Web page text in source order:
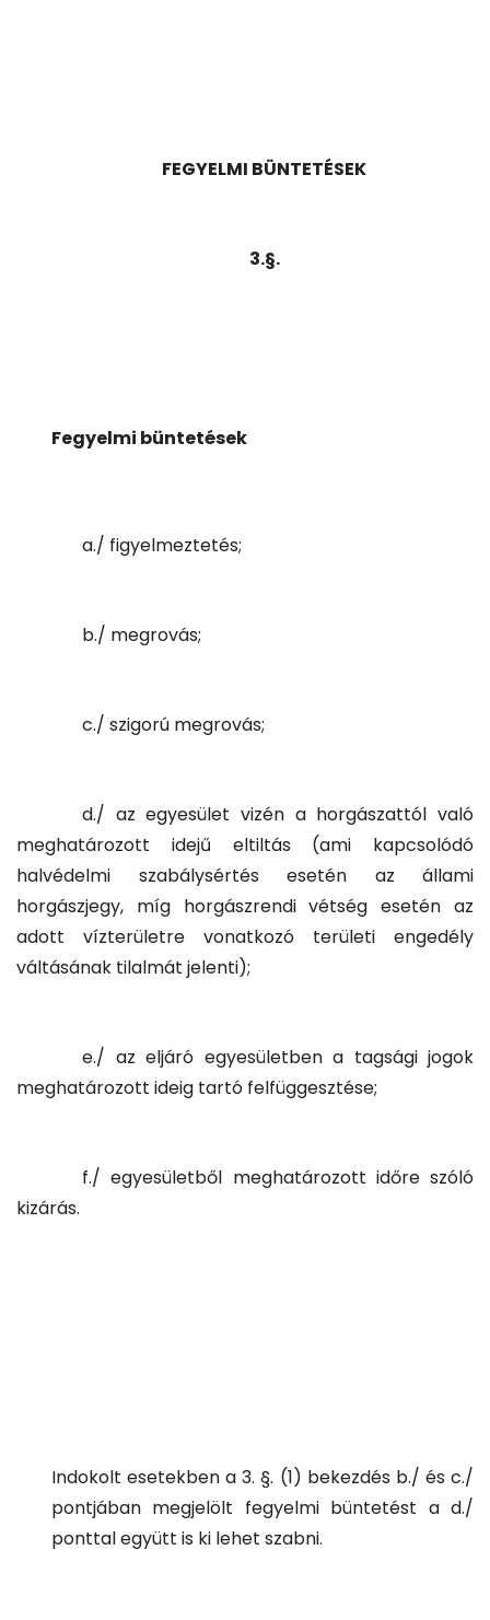
FEGYELMI BÜNTETÉSEK
3.§.
Fegyelmi büntetések
a./ figyelmeztetés;
b./ megrovás;
c./ szigorú megrovás;
d./ az egyesület vizén a horgászattól való
meghatározott idejű eltiltás (ami kapcsolódó
halvédelmi szabálysértés esetén az állami
horgászjegy, míg horgászrendi vétség esetén az
adott vízterületre vonatkozó területi engedély
váltásának tilalmát jelenti);
e./ az eljáró egyesületben a tagsági jogok
meghatározott ideig tartó felfüggesztése;
f./ egyesületből meghatározott időre szóló
kizárás.
Indokolt esetekben a 3. §. (1) bekezdés b./ és c./
pontjában megjelölt fegyelmi büntetést a d./
ponttal együtt is ki lehet szabni.